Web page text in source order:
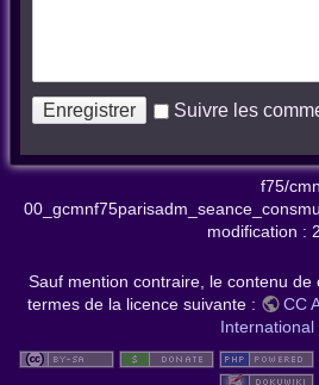
Suivre les
f75/
modification :
Sauf mention contraire, le contenu de
termes de la licence suivante :
CC
International